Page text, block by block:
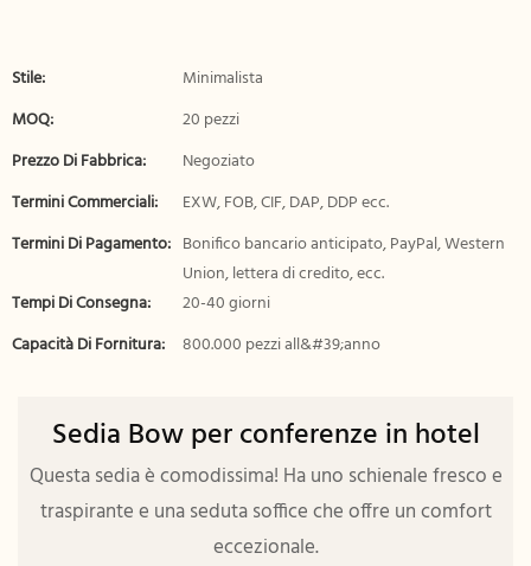
Stile:
Minimalista
MOQ:
20 pezzi
Prezzo Di Fabbrica:
Negoziato
Termini Commerciali:
EXW, FOB, CIF, DAP, DDP ecc.
Termini Di Pagamento: Bonifico bancario anticipato, PayPal, Western
Union, lettera di credito, ecc.
Tempi Di Consegna:
20-40 giorni
Capacità Di Fornitura:
800.000 pezzi all&#39;anno
Sedia Bow per conferenze in hotel
Questa sedia è comodissima! Ha uno schienale fresco e
traspirante e una seduta soffice che offre un comfort
eccezionale.